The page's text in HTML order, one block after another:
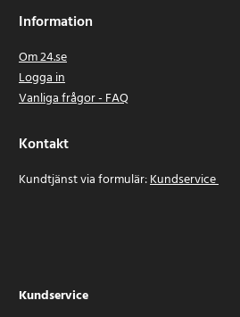
Information
Om 24.se
Logga in
Vanliga frågor - FAQ
Kontakt
Kundtjänst via formulär:Kundservice
Kundservice